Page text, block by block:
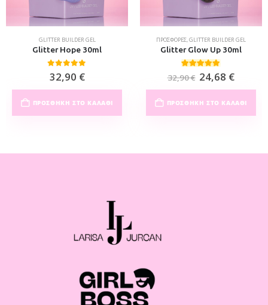
GLITTER BUILDER GEL
Glitter Hope 30ml
0out of 5
32,90 €
ΠΡΟΣΘΉΚΗ ΣΤΟ ΚΑΛΆΘΙ
ΠΡΟΣΦΟΡΈΣ,GLITTER BUILDER GEL
Glitter Glow Up 30ml
out of 5
32,90€ 24,68 €
ΠΡΟΣΘΉΚΗ ΣΤΟ ΚΑΛΆΘΙ